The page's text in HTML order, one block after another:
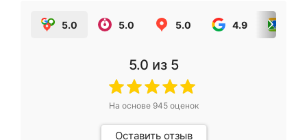
5.0 5.0 5.0 4.9
5.0 из 5
На основе 945оценок
Оставить отзыв